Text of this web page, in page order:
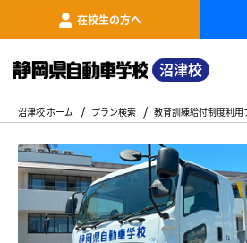
在校生の方へ
沼津校
沼津校 ホーム プラン検索 教育訓練給付制度利用